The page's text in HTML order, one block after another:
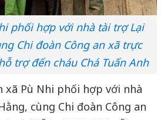
phối hợp với nhà tài trợ Lại
Chi đoàn Công an xã trực
trợ đến cháu Chá Tuấn Anh
xã Pù Nhi phối hợp với nhà
cùng Chi đoàn Công an